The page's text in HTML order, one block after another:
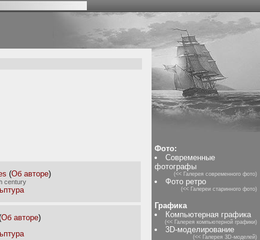
(Об авторе)
century
Об авторе)
Фото:
Современные
фотографы
(<< Галерея современного фото)
Фото ретро
(<< Галереи старинного фото)
Графика
Компьютерная графика
(<< Галерея компьютерной графики)
3D-моделирование
(<< Галерея 3D-моделей)